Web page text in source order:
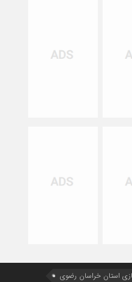
استان خراسان رضوي